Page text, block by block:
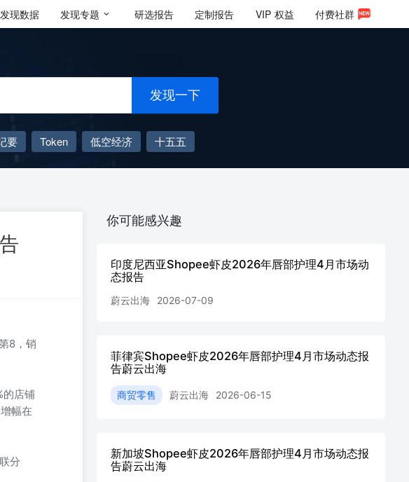
发现数据 发现专题 研选报告 定制报告 VIP 权益 付费社群
发现一下
要 Token 低空经济
十五五
8，销
的店铺
幅在
分
你可能感兴趣
印度尼西亚Shopee虾皮2026年唇部护理4月市场动
态报告
蔚云出海 2026-07-09
菲律宾Shopee虾皮2026年唇部护理4月市场动态报
告蔚云出海
商贸零售 蔚云出海 2026-06-15
新加坡Shopee虾皮2026年唇部护理4月市场动态报
告蔚云出海